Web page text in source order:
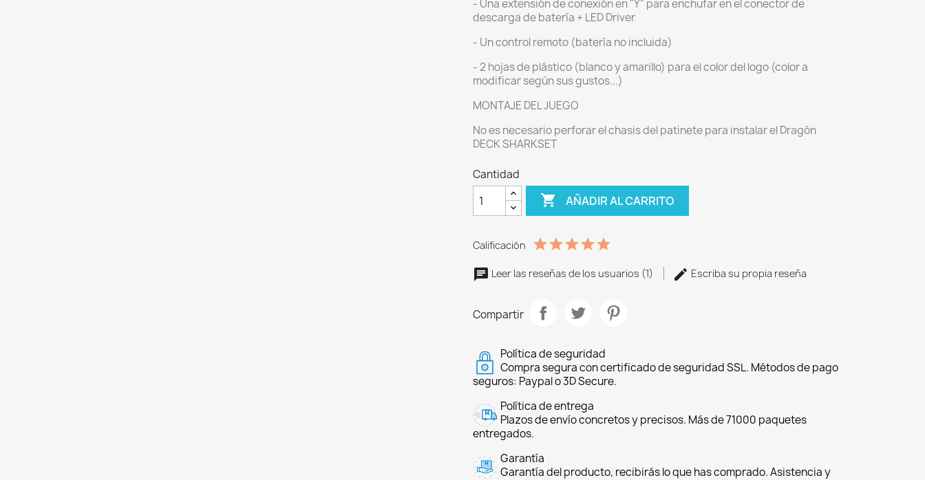
- Una extensión de conexión en "Y" para enchufar en el conector de
descarga de batería + LED Driver
- Un control remoto (batería no incluida)
- 2 hojas de plástico (blanco y amarillo) para el color del logo (color a
modificar según sus gustos...)
MONTAJE DEL JUEGO
No es necesario perforar el chasis del patinete para instalar el Dragón
DECK SHARKSET
Cantidad
 AÑADIR AL CARRITO
Calificación
Leer las reseñas de los usuarios (1) Escriba su propia reseña
Compartir
Política de seguridad
Compra segura con certificado de seguridad SSL. Métodos de pago
seguros: Paypal o 3D Secure.
Política de entrega
Plazos de envío concretos y precisos. Más de 71000 paquetes
entregados.
Garantía
Garantía del producto, recibirás lo que has comprado. Asistencia y